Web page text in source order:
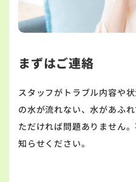
まずはご連絡
スタッフがトラブル内容や
の水が流れない、水があふ
ただければ問題ありません
知らせください。